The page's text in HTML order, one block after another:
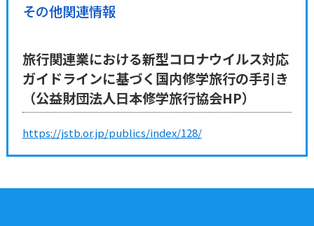
その他関連情報
旅行関連業における新型コロナウイルス対応
ガイドラインに基づく国内修学旅行の手引き
（公益財団法人日本修学旅行協会HP）
https://jstb.or.jp/publics/index/128/